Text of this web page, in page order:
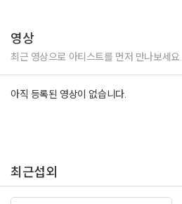
영상
최근 영상으로 아티스트를 먼저 만나보세요.
아직 등록된 영상이 없습니다.
최근섭외